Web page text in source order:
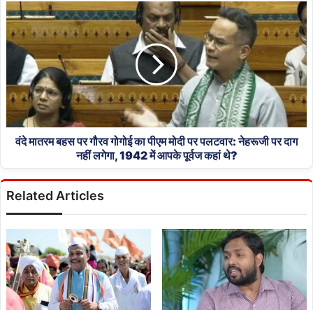
ट्रेन,
दरभंगा
से
शुरू,
यात्रियों
को
मिलेगी
राहत
वंदे
मातरम
बहस
गौरव
गोगोई
का
पीएम
मोदी
पर
नेहरूजी
पर
दाग
नहीं
लगेगा,
1942
में
आपके
पूर्वज
कहां
वंदे मातरम बहस पर गौरव गोगोई का पीएम मोदी पर पलटवार: नेहरूजी पर दाग
नहीं लगेगा, 1942 में आपके पूर्वज कहां थे?
Related Articles